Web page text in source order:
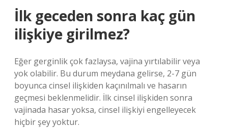
İlk geceden sonra kaç gün
ilişkiye girilmez?
Eğer gerginlik çok fazlaysa, vajina yırtılabilir veya
yok olabilir. Bu durum meydana gelirse, 2-7 gün
boyunca cinsel ilişkiden kaçınılmalı ve hasarın
geçmesi beklenmelidir. İlk cinsel ilişkiden sonra
vajinada hasar yoksa, cinsel ilişkiyi engelleyecek
hiçbir şey yoktur.